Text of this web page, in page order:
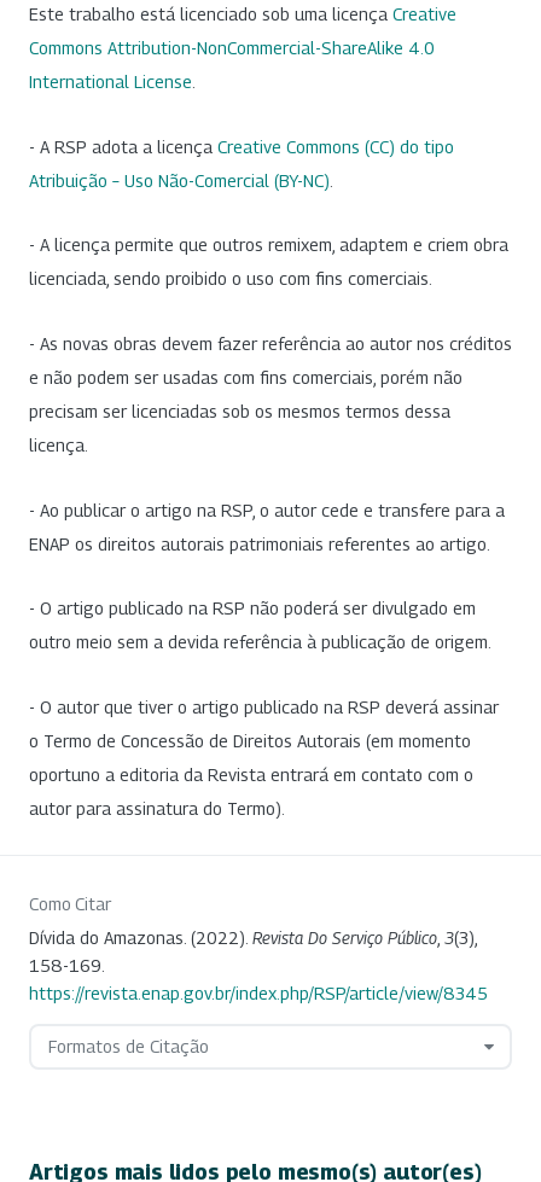
Este trabalho está licenciado sob uma licença Creative
Commons Attribution-NonCommercial-ShareAlike 4.0
International License
- A RSP adota a licença Creative Commons (CC) do tipo
Atribuição – Uso Não-Comercial (BY-NC)
- A licença permite que outros remixem, adaptem e criem obra
licenciada, sendo proibido o uso com fins comerciais.
- As novas obras devem fazer referência ao autor nos créditos
e não podem ser usadas com fins comerciais, porém não
precisam ser licenciadas sob os mesmos termos dessa
licença.
- Ao publicar o artigo na RSP, o autor cede e transfere para a
ENAP os direitos autorais patrimoniais referentes ao artigo.
- O artigo publicado na RSP não poderá ser divulgado em
outro meio sem a devida referência à publicação de origem.
- O autor que tiver o artigo publicado na RSP deverá assinar
o Termo de Concessão de Direitos Autorais (em momento
oportuno a editoria da Revista entrará em contato com o
autor para assinatura do Termo).
Como Citar
Dívida do Amazonas. (2022). Revista Do Serviço Público 3(3),
158-169.
https://revista.enap.gov.br/index.php/RSP/article/view/8345
Formatos de Citação
Artigos mais lidos pelo mesmo(s) autor(es)